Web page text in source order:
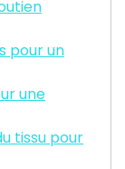
pour un
une
tissu pour